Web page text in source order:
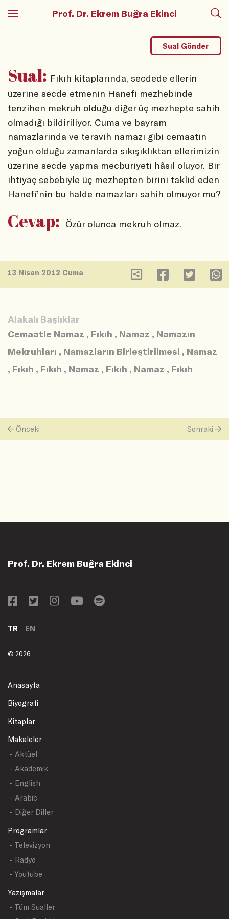
Prof. Dr. Ekrem Buğra Ekinci
Sual: Fıkıh kitaplarında, secdede ellerin
üzerine secde etmenin Hanefi mezhebinde
tenzihen mekruh olduğu diğer üç mezhepte sahih
olmadığı bildiriliyor. Cuma ve bayram
namazlarında ve teravih namazı gibi cemaatin
yoğun olduğu zamanlarda sıkışıklıktan ellerimizin
üzerine secde yapma mecburiyeti hâsıl oluyor. Bir
ihtiyaç sebebiyle üç mezhepten birini taklid eden
Hanefî’nin bu halde namazları sahih olmuyor mu?
Sual Gönder
Cevap: Özür olunca mekruh olmaz.
13 Nisan 2012 Cuma
Alakalı Başlıklar
Cemaatle Namaz , Fıkıh , Namaz , Namazın
Mekruhları , Namazların Birleştirilmesi , Namaz
, Fıkıh , Fıkıh , Namaz , Fıkıh , Namaz , Fıkıh
Önceki Sonraki
Prof. Dr. Ekrem Buğra Ekinci
TR EN
© 2026
Anasayfa
Biyografi
Kitaplar
Makaleler
- Aktüel
- Akademik
- English
- Arabic
- Diğer Diller
Programlar
- Televizyon
- Radyo
- Youtube
Yazışmalar
- Tüm Sualler